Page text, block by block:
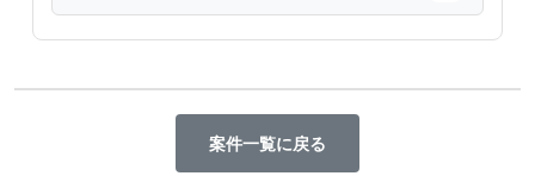
案件一覧に戻る